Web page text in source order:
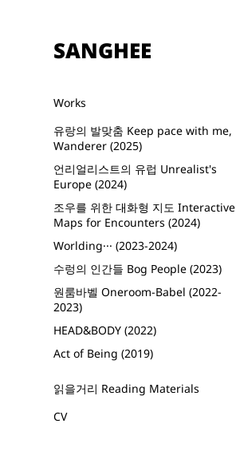
SANGHEE
Works
유랑의 발맞춤 Keep pace with me,
Wanderer (2025)
언리얼리스트의 유럽 Unrealist's
Europe (2024)
조우를 위한 대화형 지도 Interactive
Maps for Encounters (2024)
Worlding··· (2023-2024)
수렁의 인간들 Bog People (2023)
원룸바벨 Oneroom-Babel (2022-
2023)
HEAD&BODY (2022)
Act of Being (2019)
읽을거리 Reading Materials
CV